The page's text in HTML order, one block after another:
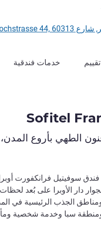
تقييم خدمات فندقية
Sofitel
الطهي بأروع المدن،
دار الأوبرا على بُعد
الجذب الرئيسية في
سبا وخدمة شخصية